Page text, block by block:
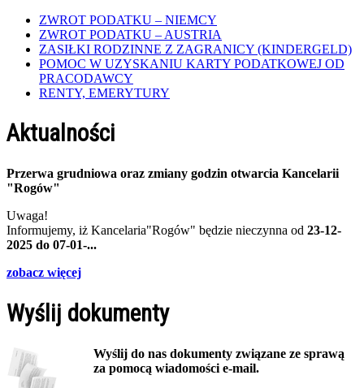
ZWROT PODATKU – NIEMCY
ZWROT PODATKU – AUSTRIA
ZASIŁKI RODZINNE Z ZAGRANICY (KINDERGELD)
POMOC W UZYSKANIU KARTY PODATKOWEJ OD
PRACODAWCY
RENTY, EMERYTURY
Aktualności
Przerwa grudniowa oraz zmiany godzin otwarcia Kancelarii
"Rogów"
Uwaga!
Informujemy, iż Kancelaria"Rogów" będzie nieczynna od 23-12-
2025 do 07-01-...
zobacz więcej
Wyślij dokumenty
Wyślij do nas dokumenty związane ze sprawą
za pomocą wiadomości e-mail.